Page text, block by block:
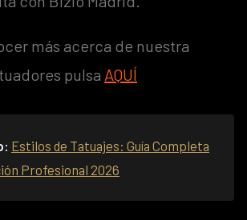
más acerca de nuestra
pulsa AQUÍ
Estilos de Tatuajes: Guía Completa
Profesional 2026